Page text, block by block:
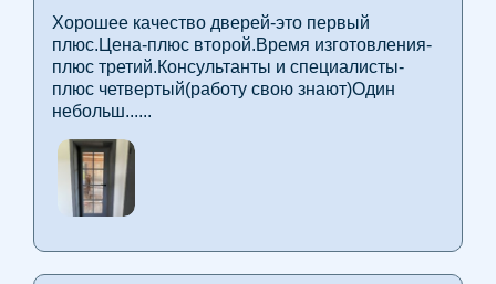
Хорошее качество дверей-это первый
плюс.Цена-плюс второй.Время изготовления-
плюс третий.Консультанты и специалисты-
плюс четвертый(работу свою знают)Один
небольш......